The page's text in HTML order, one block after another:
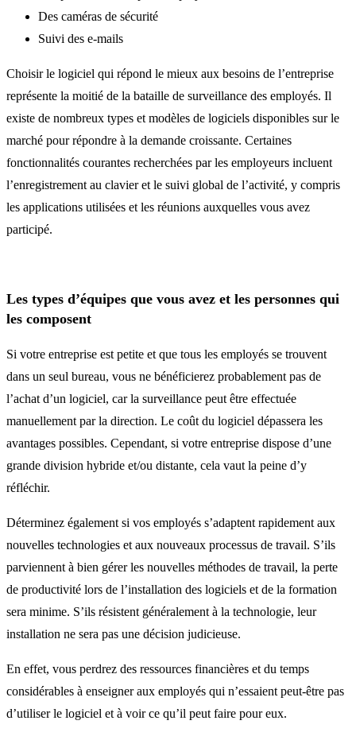
Des caméras de sécurité
Suivi des e-mails
Choisir le logiciel qui répond le mieux aux besoins de l’entreprise
représente la moitié de la bataille de surveillance des employés. Il
existe de nombreux types et modèles de logiciels disponibles sur le
marché pour répondre à la demande croissante. Certaines
fonctionnalités courantes recherchées par les employeurs incluent
l’enregistrement au clavier et le suivi global de l’activité, y compris
les applications utilisées et les réunions auxquelles vous avez
participé.
Les types d’équipes que vous avez et les personnes qui
les composent
Si votre entreprise est petite et que tous les employés se trouvent
dans un seul bureau, vous ne bénéficierez probablement pas de
l’achat d’un logiciel, car la surveillance peut être effectuée
manuellement par la direction. Le coût du logiciel dépassera les
avantages possibles. Cependant, si votre entreprise dispose d’une
grande division hybride et/ou distante, cela vaut la peine d’y
réfléchir.
Déterminez également si vos employés s’adaptent rapidement aux
nouvelles technologies et aux nouveaux processus de travail. S’ils
parviennent à bien gérer les nouvelles méthodes de travail, la perte
de productivité lors de l’installation des logiciels et de la formation
sera minime. S’ils résistent généralement à la technologie, leur
installation ne sera pas une décision judicieuse.
En effet, vous perdrez des ressources financières et du temps
considérables à enseigner aux employés qui n’essaient peut-être pas
d’utiliser le logiciel et à voir ce qu’il peut faire pour eux.